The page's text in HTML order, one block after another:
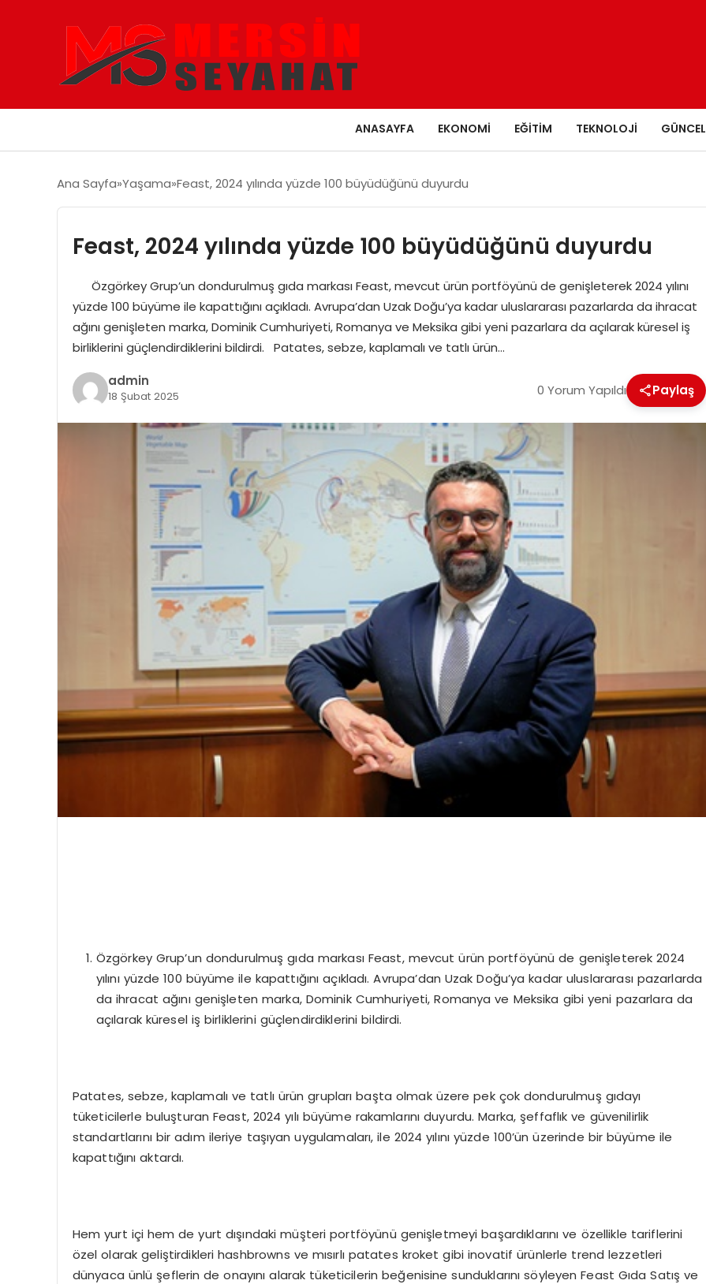
ANASAYFA EKONOMI EĞITIM TEKNOLOJI GÜNCEL
Ana Sayfa Yaşama Feast, 2024 yılında yüzde 100 büyüdüğünü duyurdu
Feast, 2024 yılında yüzde 100 büyüdüğünü duyurdu
Özgörkey Grup’un dondurulmuş gıda markası Feast, mevcut ürün portföyünü de genişleterek 2024 yılını
yüzde 100 büyüme ile kapattığını açıkladı. Avrupa’dan Uzak Doğu’ya kadar uluslararası pazarlarda da ihracat
ağını genişleten marka, Dominik Cumhuriyeti, Romanya ve Meksika gibi yeni pazarlara da açılarak küresel iş
birliklerini güçlendirdiklerini bildirdi. Patates, sebze, kaplamalı ve tatlı ürün…
admin
18 Şubat 2025 0 Yorum Yapıldı Paylaş
Özgörkey Grup’un dondurulmuş gıda markası Feast, mevcut ürün portföyünü de genişleterek 2024
yılını yüzde 100 büyüme ile kapattığını açıkladı. Avrupa’dan Uzak Doğu’ya kadar uluslararası pazarlarda
da ihracat ağını genişleten marka, Dominik Cumhuriyeti, Romanya ve Meksika gibi yeni pazarlara da
açılarak küresel iş birliklerini güçlendirdiklerini bildirdi.
Patates, sebze, kaplamalı ve tatlı ürün grupları başta olmak üzere pek çok dondurulmuş gıdayı
tüketicilerle buluşturan Feast, 2024 yılı büyüme rakamlarını duyurdu. Marka, şeffaflık ve güvenilirlik
standartlarını bir adım ileriye taşıyan uygulamaları, ile 2024 yılını yüzde 100’ün üzerinde bir büyüme ile
kapattığını aktardı.
Hem yurt içi hem de yurt dışındaki müşteri portföyünü genişletmeyi başardıklarını ve özellikle tariflerini
özel olarak geliştirdikleri hashbrowns ve mısırlı patates kroket gibi inovatif ürünlerle trend lezzetleri
dünyaca ünlü şeflerin de onayını alarak tüketicilerin beğenisine sunduklarını söyleyen Feast Gıda Satış ve